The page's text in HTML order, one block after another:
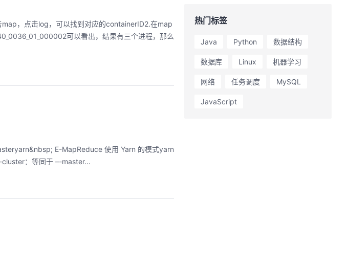
，点击log，可以找到对应的containerID2.在map
可以看出，结果有三个进程，那么
：等同于 –-master...
热门标签
Java Python 数据结构
数据库 Linux 机器学习
网络 任务调度 MySQL
JavaScript